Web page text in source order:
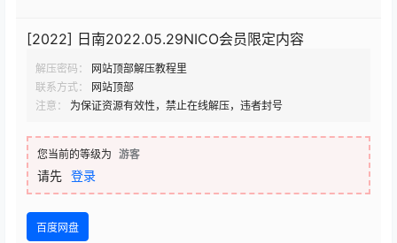
[2022] 日南2022.05.29NICO会员限定内容
解压密码：
网站顶部解压教程里
联系方式：
网站顶部
注意：
为保证资源有效性，禁止在线解压，违者封号
您当前的等级为 游客
请先 登录
百度网盘